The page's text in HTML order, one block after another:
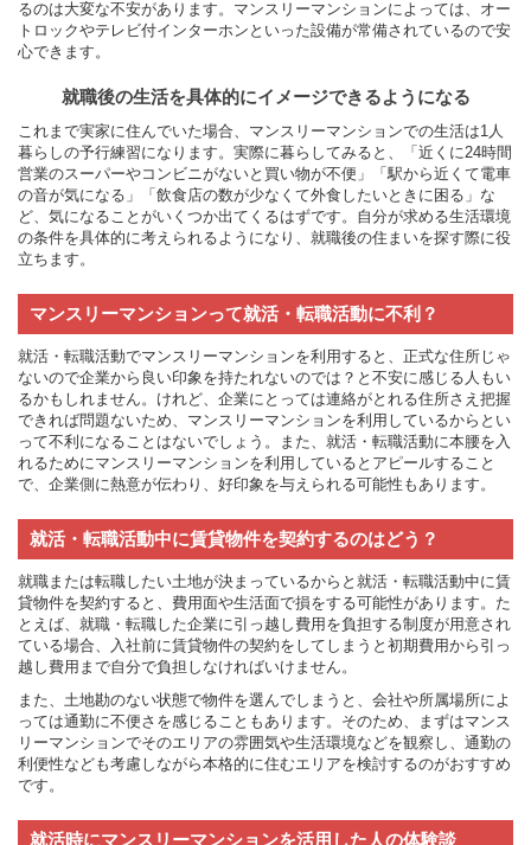
るのは大変な不安があります。マンスリーマンションによっては、オー
トロックやテレビ付インターホンといった設備が常備されているので安
心できます。
就職後の生活を具体的にイメージできるようになる
これまで実家に住んでいた場合、マンスリーマンションでの生活は1人
暮らしの予行練習になります。実際に暮らしてみると、「近くに24時間
営業のスーパーやコンビニがないと買い物が不便」「駅から近くて電車
の音が気になる」「飲食店の数が少なくて外食したいときに困る」な
ど、気になることがいくつか出てくるはずです。自分が求める生活環境
の条件を具体的に考えられるようになり、就職後の住まいを探す際に役
立ちます。
マンスリーマンションって就活・転職活動に不利？
就活・転職活動でマンスリーマンションを利用すると、正式な住所じゃ
ないので企業から良い印象を持たれないのでは？と不安に感じる人もい
るかもしれません。けれど、企業にとっては連絡がとれる住所さえ把握
できれば問題ないため、マンスリーマンションを利用しているからとい
って不利になることはないでしょう。また、就活・転職活動に本腰を入
れるためにマンスリーマンションを利用しているとアピールすること
で、企業側に熱意が伝わり、好印象を与えられる可能性もあります。
就活・転職活動中に賃貸物件を契約するのはどう？
就職または転職したい土地が決まっているからと就活・転職活動中に賃
貸物件を契約すると、費用面や生活面で損をする可能性があります。た
とえば、就職・転職した企業に引っ越し費用を負担する制度が用意され
ている場合、入社前に賃貸物件の契約をしてしまうと初期費用から引っ
越し費用まで自分で負担しなければいけません。
また、土地勘のない状態で物件を選んでしまうと、会社や所属場所によ
っては通勤に不便さを感じることもあります。そのため、まずはマンス
リーマンションでそのエリアの雰囲気や生活環境などを観察し、通勤の
利便性なども考慮しながら本格的に住むエリアを検討するのがおすすめ
です。
就活時にマンスリーマンションを活用した人の体験談